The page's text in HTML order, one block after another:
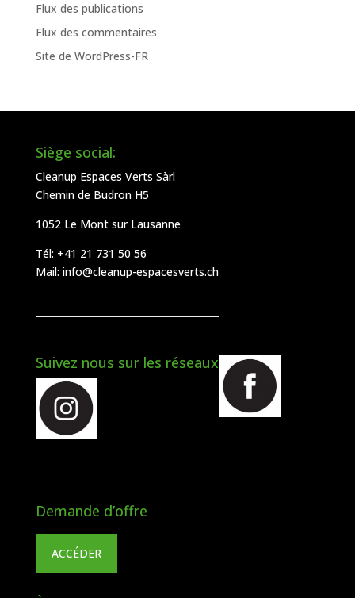
Flux des publications
Flux des commentaires
Site de WordPress-FR
Siège social:
Cleanup Espaces Verts Sàrl
Chemin de Budron H5
1052 Le Mont sur Lausanne
Tél: +41 21 731 50 56
Mail: info@cleanup-espacesverts.ch
Suivez nous sur les réseaux
Demande d’offre
ACCÉDER